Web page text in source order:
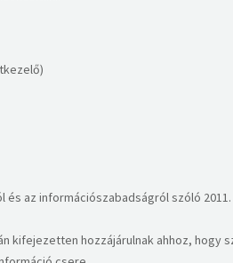
az információszabadságról szóló
kifejezetten hozzájárulnak ahhoz,